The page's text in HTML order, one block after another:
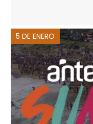
5 DE ENERO